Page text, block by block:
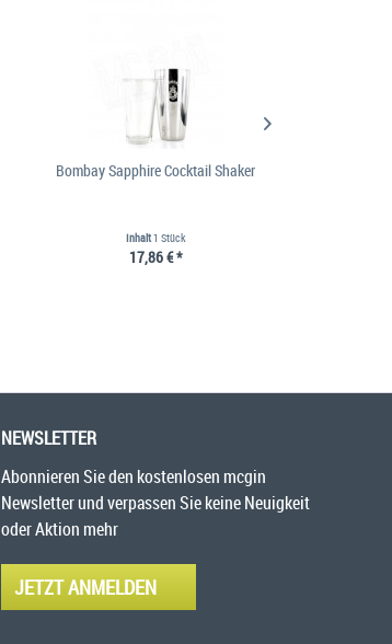
Bombay Sapphire Cocktail Shaker
Inhalt1 Stück
17,86 € *
NEWSLETTER
Abonnieren Sie den kostenlosen mcgin
Newsletter und verpassen Sie keine Neuigkeit
oder Aktion mehr
JETZT ANMELDEN